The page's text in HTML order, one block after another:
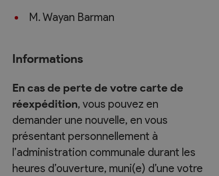
M. Wayan Barman
Informations
En cas de perte de votre carte de
réexpédition, vous pouvez en
demander une nouvelle, en vous
présentant personnellement à
l’administration communale durant les
heures d’ouverture, muni(e) d’une votre